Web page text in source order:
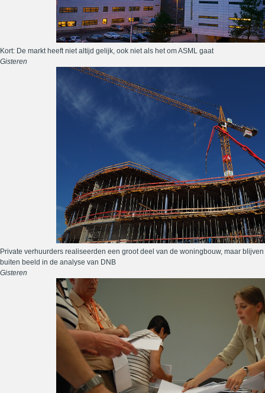
Kort: De markt heeft niet altijd gelijk, ook niet als het om ASML gaat
Gisteren
Private verhuurders realiseerden een groot deel van de woningbouw, maar blijven
buiten beeld in de analyse van DNB
Gisteren